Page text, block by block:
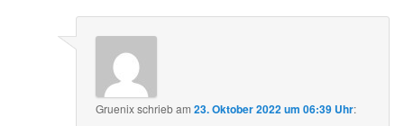
Gruenixschriebam23. Oktober 2022 um 06:39 Uhr: